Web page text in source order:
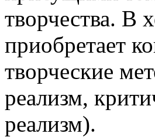
творчества. В
приобретает
творческие
реализм,
реализм).